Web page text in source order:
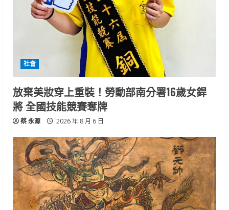
社會
放棄美妝穿上重裝！勞動部南分署16歲女銲
將 全國技能競賽奪牌
蔡 永源 2026 年 8 月 6 日